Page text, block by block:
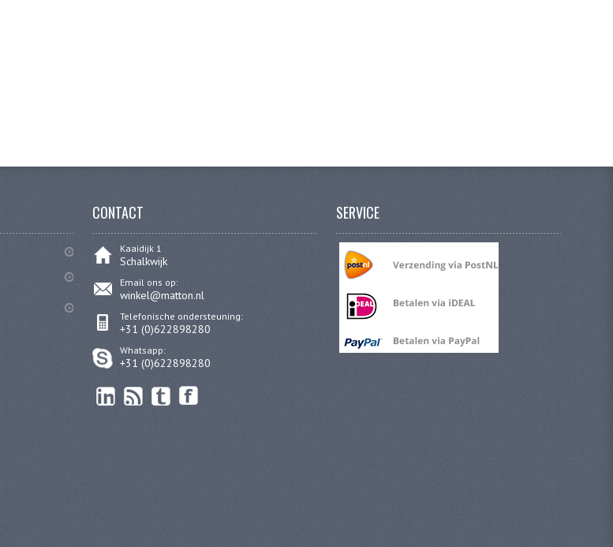
CONTACT
Kaaidijk 1
Schalkwijk
Email ons op:
winkel@matton.nl
Telefonische ondersteuning:
+31 (0)622898280
Whatsapp:
+31 (0)622898280
SERVICE